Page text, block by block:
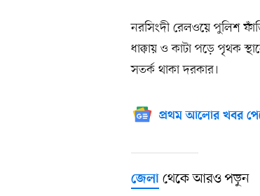
নরসিংদী রেলওয়ে পুলিশ
ধাক্কায় ও কাটা পড়ে পৃথক
সতর্ক থাকা দরকার।
প্রথম আলোর খবর
জেলা থেকে আরও পড়ুন